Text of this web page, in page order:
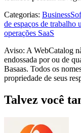
Categorias: Business
de espaços de trabalho
operações SaaS
Aviso: A WebCatalog
endossada por ou de
Basaas. Todos os
propriedade de seus
Talvez você